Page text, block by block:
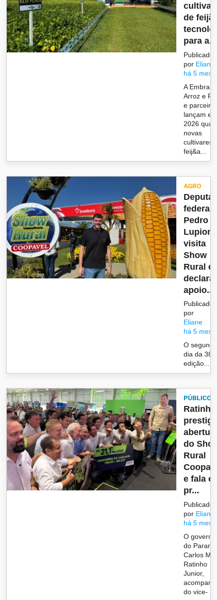
de
para a...
Publicado
por Eliane
há 5
A
Arroz e
e
lançam
2026
novas
cultivares
feij&a...
AGRO
federal
Pedro
Lupion,
visita
Show
Rural e
declara
apoio...
Publicado
por
Eliane
há 5
O
dia da 38ª
edição...
PÚBLICO
do
Rural
e fala
pr...
Publicado
por Eliane
há 5
O
do
Carlos
Ratinho
Junior,
do vice-